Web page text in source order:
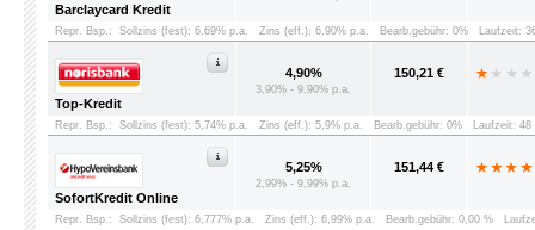
Barclaycard Kredit
Repr. Bsp.: Sollzins (fest): 6,69% p.a. Zins (eff.): 6,90% p.a. Bearb.gebühr: 0% Laufzeit:
Top-Kredit
4,90%
3,90% - 9,90% p.a.
150,21 €
Repr. Bsp.: Sollzins (fest): 5,74% p.a. Zins (eff.): 5,9% p.a. Bearb.gebühr: 0% Laufzeit: 48
SofortKredit Online
5,25%
2,99% - 9,99% p.a.
151,44 €
Repr. Bsp.: Sollzins (fest): 6,777% p.a. Zins (eff.): 6,99% p.a. Bearb.gebühr: 0,00 %